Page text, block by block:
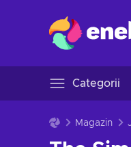
Categorii
Magazin